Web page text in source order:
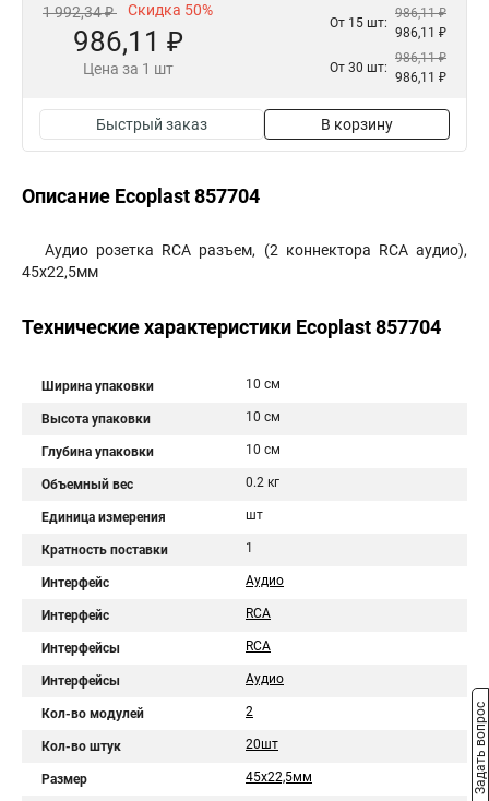
1 992,34 ₽ Скидка 50%
986,11 ₽
Цена за 1 шт
От 15 шт:
986,11 ₽
986,11 ₽
От 30 шт:
986,11 ₽
986,11 ₽
Быстрый заказ В корзину
Описание Ecoplast 857704
Аудио розетка RCA разъем, (2 коннектора RCA аудио),
45х22,5мм
Технические характеристики Ecoplast 857704
Ширина упаковки 10 см
Высота упаковки 10 см
Глубина упаковки 10 см
Объемный вес 0.2 кг
Единица измерения шт
Кратность поставки 1
Интерфейс Аудио
Интерфейс RCA
Интерфейсы RCA
Интерфейсы Аудио
Кол-во модулей 2
Кол-во штук 20шт
Размер 45х22,5мм Задать вопрос